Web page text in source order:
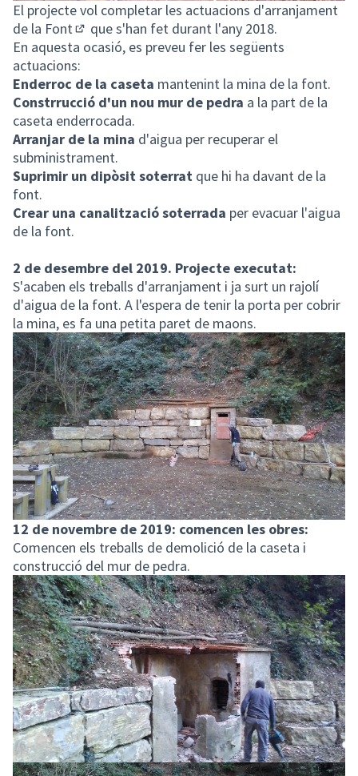
El projecte vol completar les actuacions d'arranjament
de la Font
(Obrir en una pestanya nova)
que s'han fet durant l'any 2018.
En aquesta ocasió, es preveu fer les següents
actuacions:
Enderroc de la caseta mantenint la mina de la font.
Constrrucció d'un nou mur de pedra a la part de la
caseta enderrocada.
Arranjar de la mina d'aigua per recuperar el
subministrament.
Suprimir un dipòsit soterrat que hi ha davant de la
font.
Crear una canalització soterrada per evacuar l'aigua
de la font.
2 de desembre del 2019. Projecte executat:
S'acaben els treballs d'arranjament i ja surt un rajolí
d'aigua de la font. A l'espera de tenir la porta per cobrir
la mina, es fa una petita paret de maons.
12 de novembre de 2019: comencen les obres:
Comencen els treballs de demolició de la caseta i
construcció del mur de pedra.